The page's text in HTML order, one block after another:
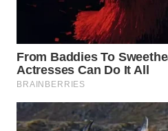
WAHANA
ADVOKAT
INFRASTRUKTUR